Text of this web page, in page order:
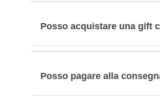
Posso acquistare una gift
Posso pagare alla